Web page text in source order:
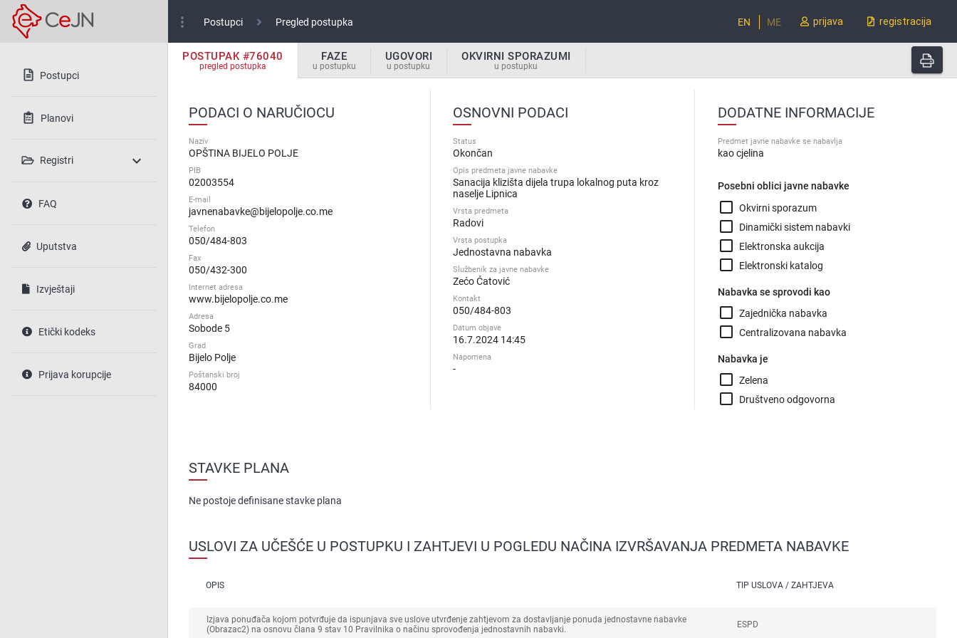
Postupci
Planovi
Registri expand_more
FAQ
Uputstva
Izvještaji
Etički kodeks
Prijava korupcije
more_vert Postupci Pregled postupka EN ME prijava registracija
POSTUPAK #76040
pregled postupka
FAZE
u postupku
UGOVORI
u postupku
OKVIRNI SPORAZUMI
u postupku
OSNOVNI PODACI
Status
Okončan
Opis predmeta javne nabavke
Sanacija klizišta dijela trupa lokalnog puta kroz
naselje Lipnica
Vrsta predmeta
Radovi
Vrsta postupka
Jednostavna nabavka
Službenik za javne nabavke
Zećo Ćatović
Kontakt
050/484-803
Datum objave
16.7.2024 14:45
Napomena
-
DODATNE INFORMACIJE
Predmet javne nabavke se nabavlja
kao cjelina
Posebni oblici javne nabavke
check_box_outline_blank Okvirni sporazum
check_box_outline_blank Dinamički sistem nabavki
check_box_outline_blank Elektronska aukcija
check_box_outline_blank Elektronski katalog
Nabavka se sprovodi kao
check_box_outline_blank Zajednička nabavka
check_box_outline_blank Centralizovana nabavka
Nabavka je
check_box_outline_blank Zelena
check_box_outline_blank Društveno odgovorna
PODACI O NARUČIOCU
Naziv
OPŠTINA BIJELO POLJE
PIB
02003554
E-mail
javnenabavke@bijelopolje.co.me
Telefon
050/484-803
Fax
050/432-300
Internet adresa
www.bijelopolje.co.me
Adresa
Sobode 5
Grad
Bijelo Polje
Poštanski broj
84000
STAVKE PLANA
Ne postoje definisane stavke plana
USLOVI ZA UČEŠĆE U POSTUPKU I ZAHTJEVI U POGLEDU NAČINA IZVRŠAVANJA PREDMETA NABAVKE
OPIS TIP USLOVA / ZAHTJEVA
Izjava ponuđača kojom potvrđuje da ispunjava sve uslove utvrđenje zahtjevom za dostavljanje ponuda jednostavne nabavke
(Obrazac2) na osnovu člana 9 stav 10 Pravilnika o načinu sprovođenja jednostavnih nabavki.
ESPD